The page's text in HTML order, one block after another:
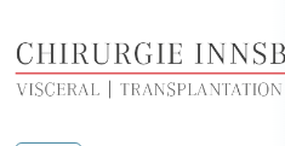
Zum Hauptinhalt springen